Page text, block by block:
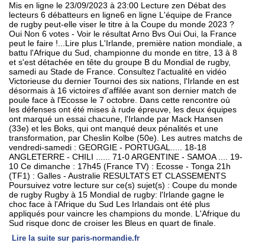
Mis en ligne le 23/09/2023 à 23:00 Lecture zen Débat des
lecteurs 6 débatteurs en ligne6 en ligne L'équipe de France
de rugby peut-elle viser le titre à la Coupe du monde 2023 ?
Oui Non 6 votes - Voir le résultat Arno Bvs Oui Oui, la France
peut le faire !...Lire plus L'Irlande, première nation mondiale, a
battu l'Afrique du Sud, championne du monde en titre, 13 à 8
et s'est détachée en tête du groupe B du Mondial de rugby,
samedi au Stade de France. Consultez l'actualité en vidéo
Victorieuse du dernier Tournoi des six nations, l'Irlande en est
désormais à 16 victoires d'affilée avant son dernier match de
poule face à l'Ecosse le 7 octobre. Dans cette rencontre où
les défenses ont été mises à rude épreuve, les deux équipes
ont marqué un essai chacune, l'Irlande par Mack Hansen
(33e) et les Boks, qui ont manqué deux pénalités et une
transformation, par Cheslin Kolbe (50e). Les autres matchs de
vendredi-samedi : GEORGIE - PORTUGAL..... 18-18
ANGLETERRE - CHILI ...... 71-0 ARGENTINE - SAMOA .... 19-
10 Ce dimanche : 17h45 (France TV) : Ecosse - Tonga 21h
(TF1) : Galles - Australie RESULTATS ET CLASSEMENTS
Poursuivez votre lecture sur ce(s) sujet(s) : Coupe du monde
de rugby Rugby à 15 Mondial de rugby: l'Irlande gagne le
choc face à l'Afrique du Sud Les Irlandais ont été plus
appliqués pour vaincre les champions du monde. L'Afrique du
Sud risque donc de croiser les Bleus en quart de finale.
Lire la suite sur paris-normandie.fr